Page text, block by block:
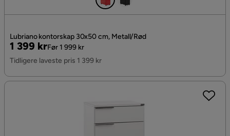
Lubriano kontorskap 30x50 cm, Metall/Rød
Pris
1 399 kr
Original
Pris
Før 1 999 kr
Tidligere laveste pris 1 399 kr